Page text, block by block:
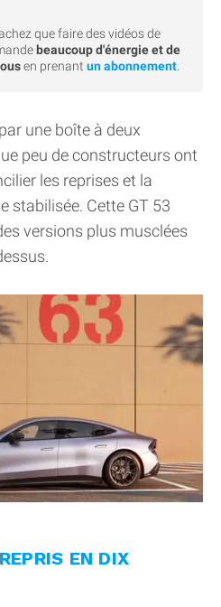
que faire des vidéos de
beaucoup d'énergie et de
en prenant un abonnement
une boîte à deux
peu de constructeurs ont
les reprises et la
stabilisée. Cette GT 53
versions plus musclées
EN DIX